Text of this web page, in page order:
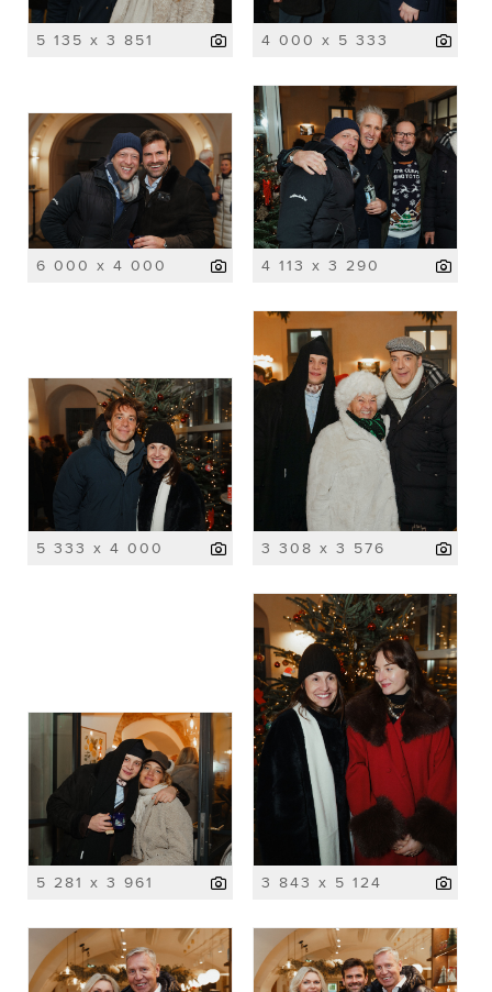
5 135 x 3 851 4 000 x 5 333
6 000 x 4 000 4 113 x 3 290
5 333 x 4 000 3 308 x 3 576
5 281 x 3 961 3 843 x 5 124